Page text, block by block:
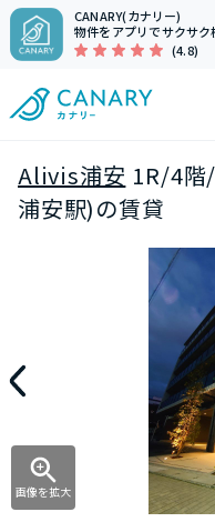
CANARY(カナリー)
物件をアプリでサクサク
(4.8)
Alivis浦安 1R/4階
浦安駅)の賃貸
画像を拡大